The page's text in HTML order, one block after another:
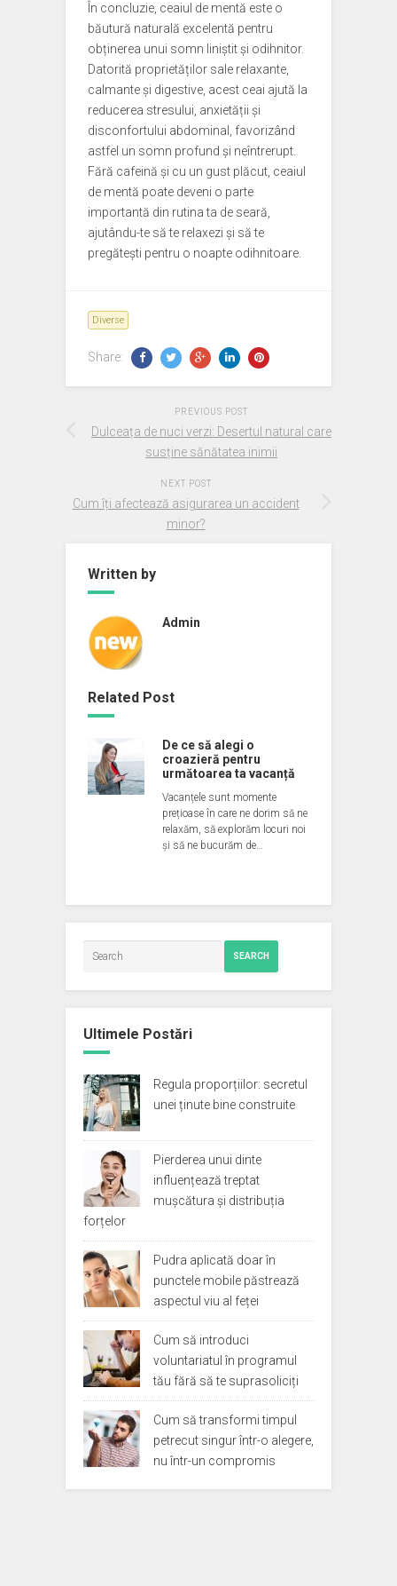
În concluzie, ceaiul de mentă este o
băutură naturală excelentă pentru
obținerea unui somn liniștit și odihnitor.
Datorită proprietăților sale relaxante,
calmante și digestive, acest ceai ajută la
reducerea stresului, anxietății și
disconfortului abdominal, favorizând
astfel un somn profund și neîntrerupt.
Fără cafeină și cu un gust plăcut, ceaiul
de mentă poate deveni o parte
importantă din rutina ta de seară,
ajutându-te să te relaxezi și să te
pregătești pentru o noapte odihnitoare.
Diverse
Share:
PREVIOUS POST
Dulceața de nuci verzi: Desertul natural care
susține sănătatea inimii
NEXT POST
Cum îți afectează asigurarea un accident
minor?
Written by
Admin
Related Post
De ce să alegi o
croazieră pentru
următoarea ta vacanță
Vacanțele sunt momente
prețioase în care ne dorim să ne
relaxăm, să explorăm locuri noi
și să ne bucurăm de…
SEARCH
Ultimele Postări
Regula proporțiilor: secretul
unei ținute bine construite
Pierderea unui dinte
influențează treptat
mușcătura și distribuția
forțelor
Pudra aplicată doar în
punctele mobile păstrează
aspectul viu al feței
Cum să introduci
voluntariatul în programul
tău fără să te suprasoliciți
Cum să transformi timpul
petrecut singur într-o alegere,
nu într-un compromis